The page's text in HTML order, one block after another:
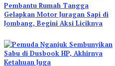
Pembantu Rumah Tangga
Gelapkan Motor Juragan Sapi di
Jombang, Begini Aksi Liciknya